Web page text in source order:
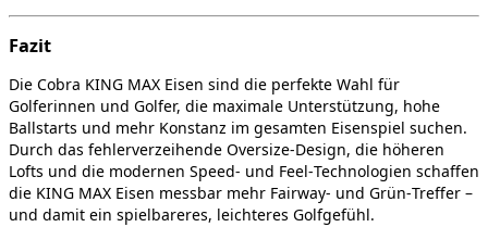
Fazit
Die Cobra KING MAX Eisen sind die perfekte Wahl für
Golferinnen und Golfer, die maximale Unterstützung, hohe
Ballstarts und mehr Konstanz im gesamten Eisenspiel suchen.
Durch das fehlerverzeihende Oversize‑Design, die höheren
Lofts und die modernen Speed‑ und Feel‑Technologien schaffen
die KING MAX Eisen messbar mehr Fairway‑ und Grün‑Treffer –
und damit ein spielbareres, leichteres Golfgefühl.